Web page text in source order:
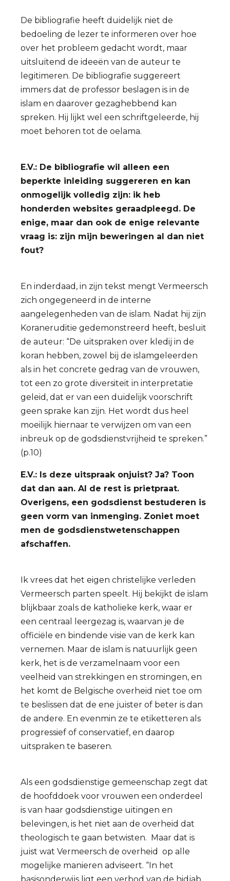
De bibliografie heeft duidelijk niet de
bedoeling de lezer te informeren over hoe
over het probleem gedacht wordt, maar
uitsluitend de ideeën van de auteur te
legitimeren. De bibliografie suggereert
immers dat de professor beslagen is in de
islam en daarover gezaghebbend kan
spreken. Hij lijkt wel een schriftgeleerde, hij
moet behoren tot de oelama.
E.V.: De bibliografie wil alleen een
beperkte inleiding suggereren en kan
onmogelijk volledig zijn: ik heb
honderden websites geraadpleegd. De
enige, maar dan ook de enige relevante
vraag is: zijn mijn beweringen al dan niet
fout?
En inderdaad, in zijn tekst mengt Vermeersch
zich ongegeneerd in de interne
aangelegenheden van de islam. Nadat hij zijn
Koraneruditie gedemonstreerd heeft, besluit
de auteur: “De uitspraken over kledij in de
koran hebben, zowel bij de islamgeleerden
als in het concrete gedrag van de vrouwen,
tot een zo grote diversiteit in interpretatie
geleid, dat er van een duidelijk voorschrift
geen sprake kan zijn. Het wordt dus heel
moeilijk hiernaar te verwijzen om van een
inbreuk op de godsdienstvrijheid te spreken.”
(p.10)
E.V.: Is deze uitspraak onjuist? Ja? Toon
dat dan aan. Al de rest is prietpraat.
Overigens, een godsdienst bestuderen is
geen vorm van inmenging. Zoniet moet
men de godsdienstwetenschappen
afschaffen.
Ik vrees dat het eigen christelijke verleden
Vermeersch parten speelt. Hij bekijkt de islam
blijkbaar zoals de katholieke kerk, waar er
een centraal leergezag is, waarvan je de
officiële en bindende visie van de kerk kan
vernemen. Maar de islam is natuurlijk geen
kerk, het is de verzamelnaam voor een
veelheid van strekkingen en stromingen, en
het komt de Belgische overheid niet toe om
te beslissen dat de ene juister of beter is dan
de andere. En evenmin ze te etiketteren als
progressief of conservatief, en daarop
uitspraken te baseren.
Als een godsdienstige gemeenschap zegt dat
de hoofddoek voor vrouwen een onderdeel
is van haar godsdienstige uitingen en
belevingen, is het niet aan de overheid dat
theologisch te gaan betwisten. Maar dat is
juist wat Vermeersch de overheid op alle
mogelijke manieren adviseert. “In het